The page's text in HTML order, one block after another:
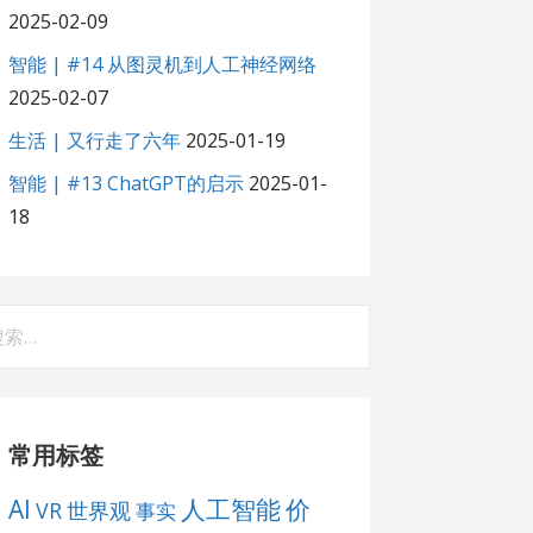
2025-02-09
智能 | #14 从图灵机到人工神经网络
2025-02-07
生活 | 又行走了六年 2025-01-19
智能 | #13 ChatGPT的启示 2025-01-
18
常用标签
AI VR世界观事实 人工智能价